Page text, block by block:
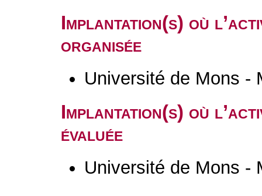
Implantation(s) où
organisée
Université de Mons -
Implantation(s) où
évaluée
Université de Mons -